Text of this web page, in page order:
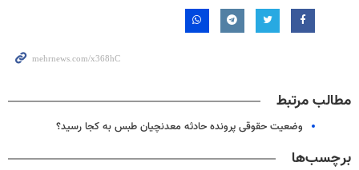
مطالب مرتبط
وضعیت حقوقی پرونده حادثه معدنچیان طبس به کجا رسید؟
برچسب‌ها